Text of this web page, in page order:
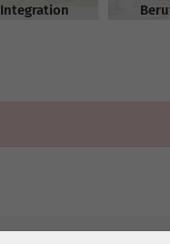
Integration